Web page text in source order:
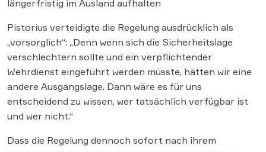
längerfristig im Ausland aufhalten
Pistorius verteidigte die Regelung ausdrücklich als
„vorsorglich“: „Denn wenn sich die Sicherheitslage
verschlechtern sollte und ein verpflichtender
Wehrdienst eingeführt werden müsste, hätten wir eine
andere Ausgangslage. Dann wäre es für uns
entscheidend zu wissen, wer tatsächlich verfügbar ist
und wer nicht.“
Dass die Regelung dennoch sofort nach ihrem